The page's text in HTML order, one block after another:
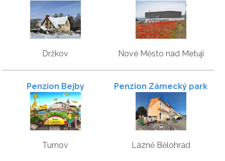
Držkov Nové Město nad Metují
Penzion Bejby
Turnov
Penzion Zámecký park
Lázně Bělohrad